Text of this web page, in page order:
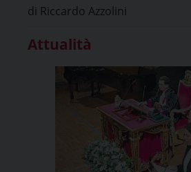
di Riccardo Azzolini
Attualità